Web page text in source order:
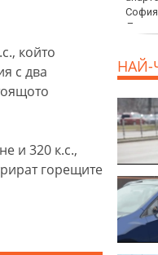
който
с два
и 320 к.с.,
горещите
НАЙ-